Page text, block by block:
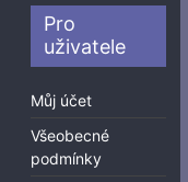
Pro
uživatele
Můj účet
Všeobecné
podmínky